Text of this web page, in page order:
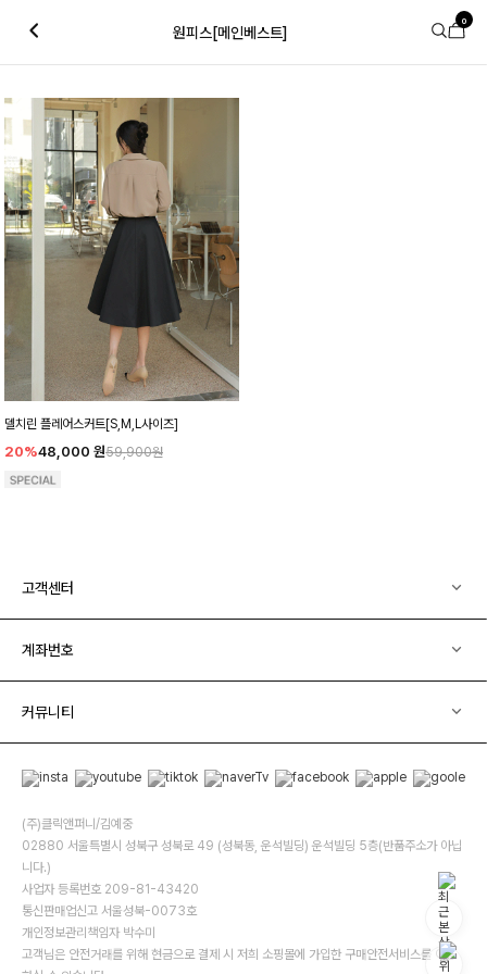
원피스[메인베스트]
0
델치린 플레어스커트[S,M,L사이즈]
20%48,000 원59,900원
고객센터
계좌번호
커뮤니티
(주)클릭앤퍼니/김예중
02880 서울특별시 성북구 성북로 49 (성북동, 운석빌딩) 운석빌딩 5층(반품주소가 아닙
니다.)
사업자 등록번호 209-81-43420
통신판매업신고 서울성북-0073호
개인정보관리책임자 박수미
고객님은 안전거래를 위해 현금으로 결제 시 저희 소핑몰에 가입한 구매안전서비스를 이용